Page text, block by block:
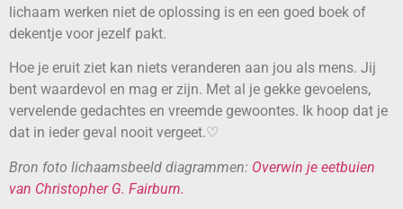
lichaam werken niet de oplossing is en een goed boek of
dekentje voor jezelf pakt.
Hoe je eruit ziet kan niets veranderen aan jou als mens. Jij
bent waardevol en mag er zijn. Met al je gekke gevoelens,
vervelende gedachtes en vreemde gewoontes. Ik hoop dat je
dat in ieder geval nooit vergeet.♡
Bron foto lichaamsbeeld diagrammen: Overwin je eetbuien
van Christopher G. Fairburn.